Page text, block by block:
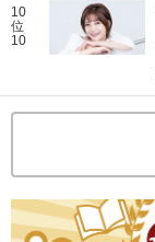
10
位
10